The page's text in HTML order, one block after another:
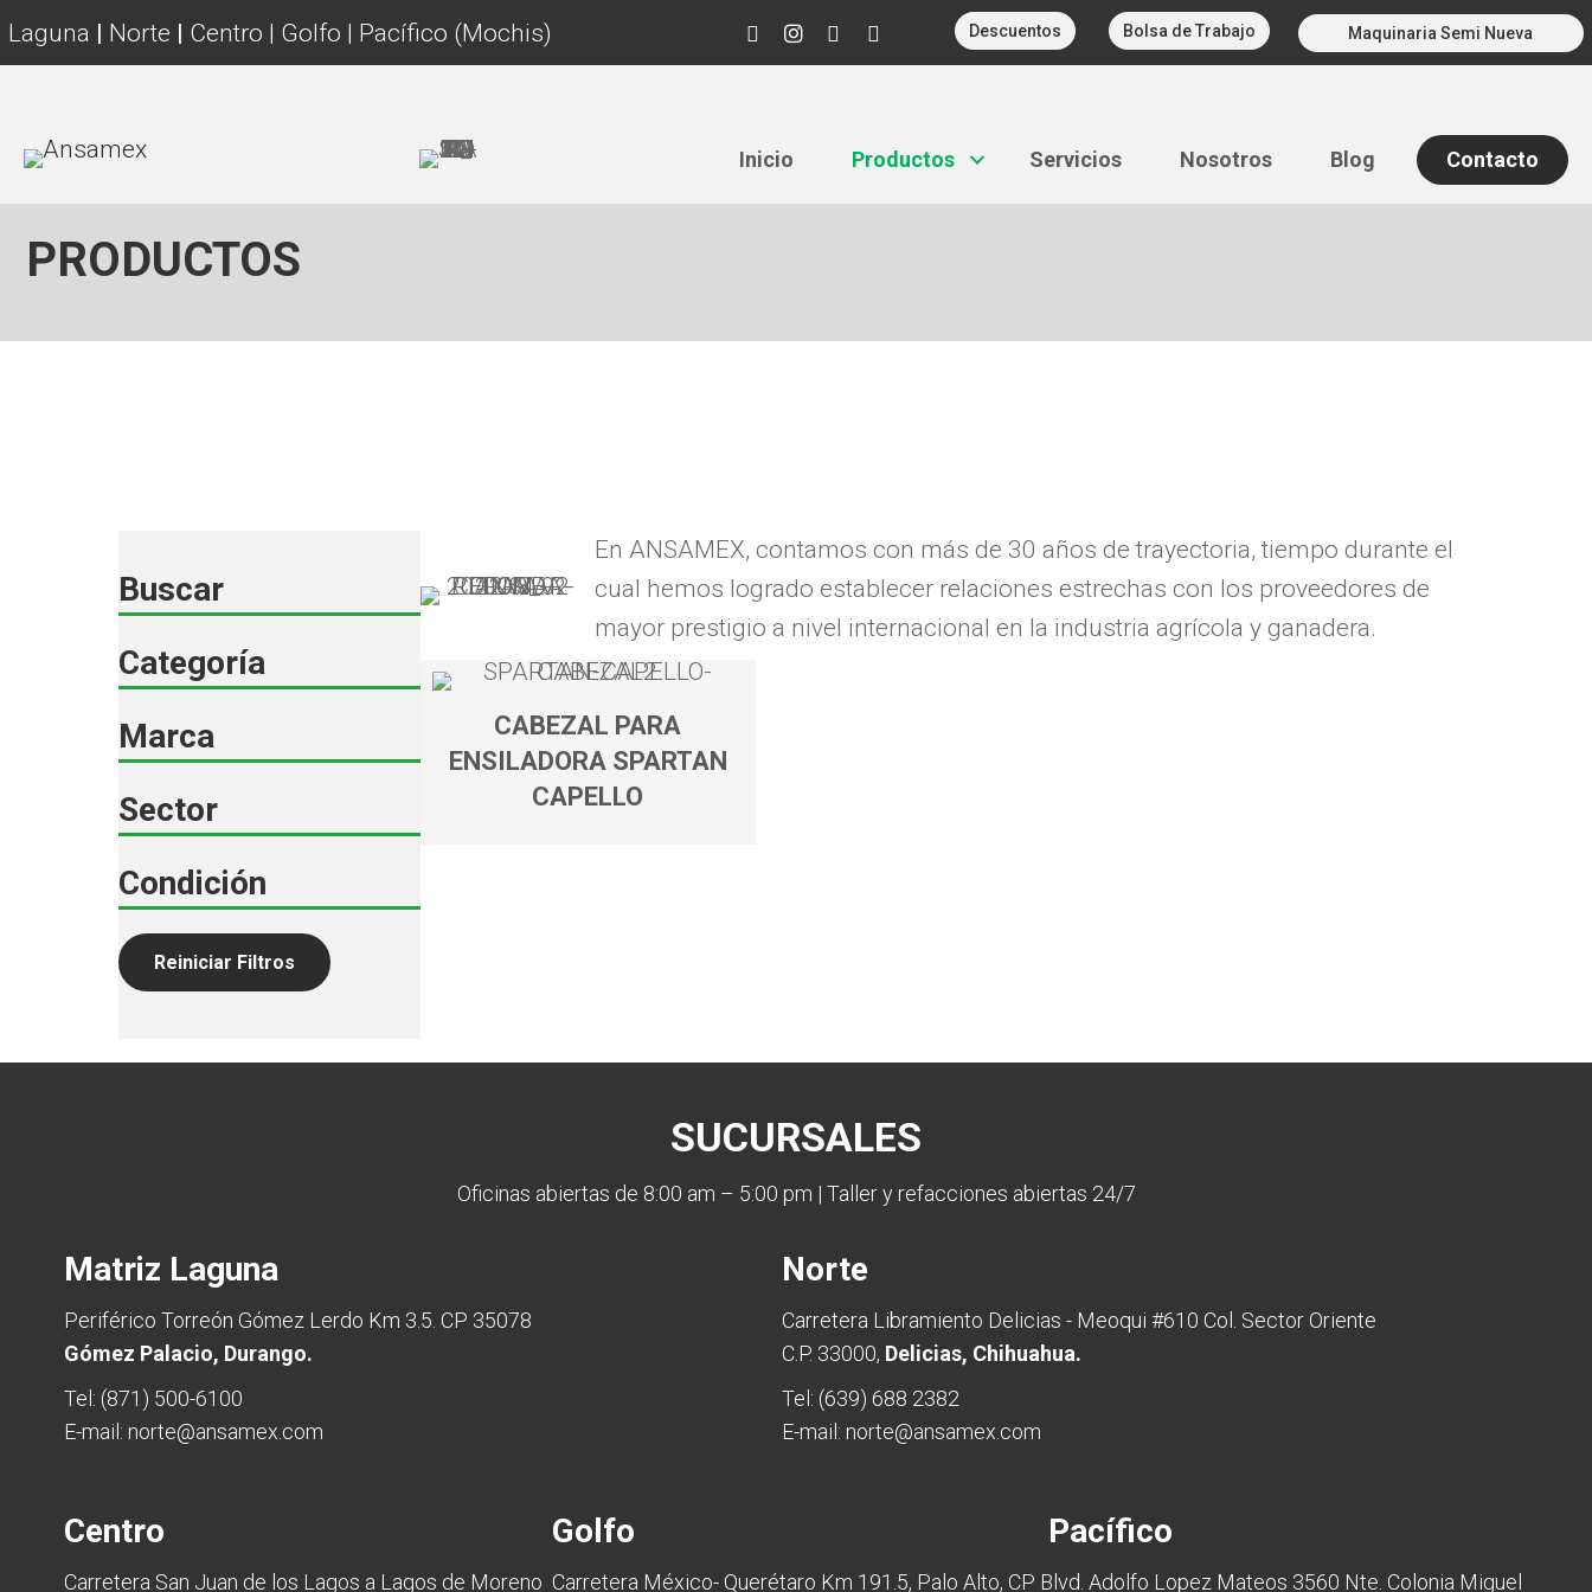
Laguna | Norte | Centro | Golfo | Pacífico (Mochis) Descuentos Bolsa de Trabajo Maquinaria Semi Nueva
Inicio Productos Servicios Nosotros Blog Contacto
PRODUCTOS
Buscar
Categoría
Marca
Sector
Condición
Reiniciar Filtros
En ANSAMEX, contamos con más de 30 años de trayectoria, tiempo durante el
cual hemos logrado establecer relaciones estrechas con los proveedores de
mayor prestigio a nivel internacional en la industria agrícola y ganadera.
CABEZAL PARA
ENSILADORA SPARTAN
CAPELLO
SUCURSALES
Oficinas abiertas de 8:00 am – 5:00 pm | Taller y refacciones abiertas 24/7
Matriz Laguna
Periférico Torreón Gómez Lerdo Km 3.5. CP 35078
Gómez Palacio, Durango.
Tel: (871) 500-6100
E-mail: norte@ansamex.com
Norte
Carretera Libramiento Delicias - Meoqui #610 Col. Sector Oriente
C.P. 33000, Delicias, Chihuahua.
Tel: (639) 688 2382
E-mail: norte@ansamex.com
Centro
Carretera San Juan de los Lagos a Lagos de Moreno
Golfo
Carretera México- Querétaro Km 191.5, Palo Alto, CP
Pacífico
Blvd. Adolfo Lopez Mateos 3560 Nte. Colonia Miguel